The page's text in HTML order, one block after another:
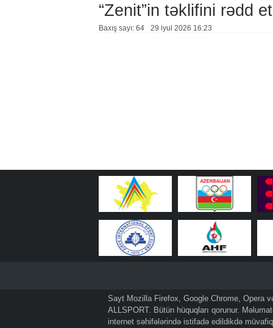
“Zenit”in təklifini rədd
Baxış sayı: 64 29 i̇yul 2026 16:23
Sayt Mozilla Firefox, Google Chrome, Opera
ALLSPORT. Bütün hüquqları qorunur.
internet səhifələrində istifadə edildikdə